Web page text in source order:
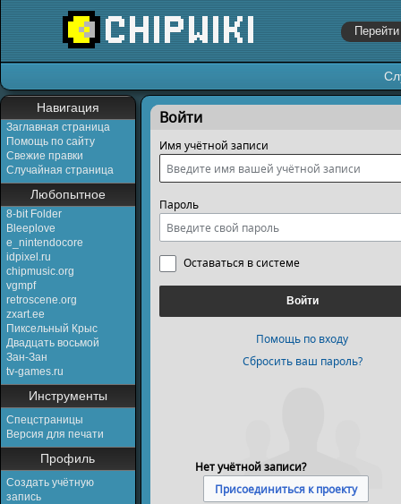
Навигация
Заглавная страница
Помощь по сайту
Свежие правки
Случайная страница
Любопытное
8-bit Folder
Bleeplove
e_nintendocore
idpixel.ru
chipmusic.org
vgmpf
retroscene.org
zxart.ee
Пиксельный Крыс
Двадцать восьмой
Зан-Зан
tv-games.ru
Инструменты
Спецстраницы
Версия для печати
Профиль
Создать учётную
запись
Перейти к:навигация,поиск
Войти
Имя учётной записи
Пароль
Оставаться в системе
Войти
Помощь по входу
Сбросить ваш пароль?
Нет учётной записи?
Присоединиться к проекту